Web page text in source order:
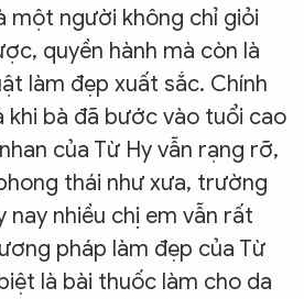
một người không chỉ giỏi
quyền hành mà còn là
làm đẹp xuất sắc. Chính
khi bà đã bước vào tuổi cao
của Từ Hy vẫn rạng rỡ,
thái như xưa, trường
nay nhiều chị em vẫn rất
pháp làm đẹp của Từ
là bài thuốc làm cho da